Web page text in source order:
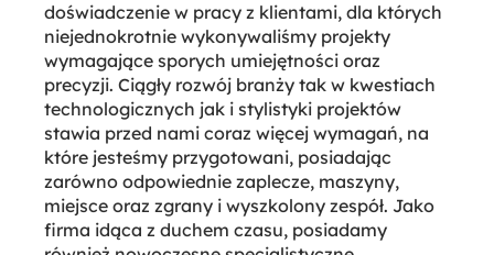
doświadczenie w pracy z klientami, dla których
niejednokrotnie wykonywaliśmy projekty
wymagające sporych umiejętności oraz
precyzji. Ciągły rozwój branży tak w kwestiach
technologicznych jak i stylistyki projektów
stawia przed nami coraz więcej wymagań, na
które jesteśmy przygotowani, posiadając
zarówno odpowiednie zaplecze, maszyny,
miejsce oraz zgrany i wyszkolony zespół. Jako
firma idąca z duchem czasu, posiadamy